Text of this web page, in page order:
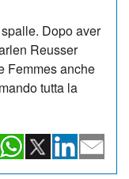
Dopo aver
Reusser
Femmes anche
tutta la